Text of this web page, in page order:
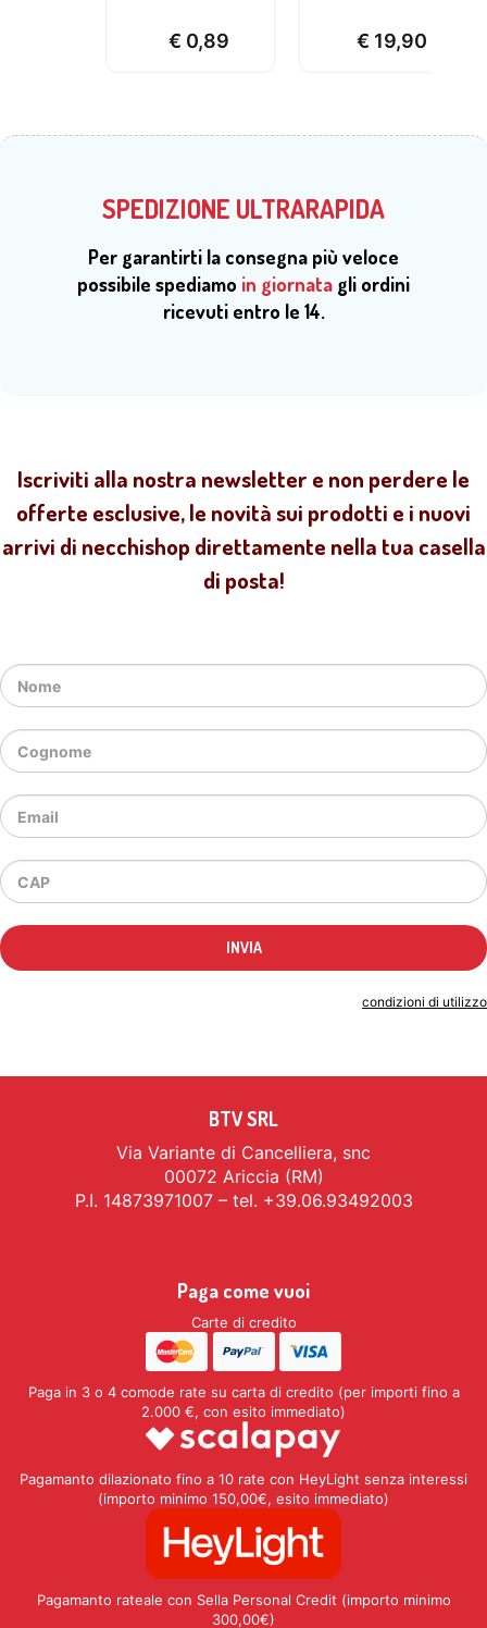
€ 0,89 € 19,90
SPEDIZIONE ULTRARAPIDA
Per garantirti la consegna più veloce
possibile spediamo in giornata gli ordini
ricevuti entro le 14.
Iscriviti alla nostra newsletter e non perdere le
offerte esclusive, le novità sui prodotti e i nuovi
arrivi di necchishop direttamente nella tua casella
di posta!
condizioni di utilizzo
BTV SRL
Via Variante di Cancelliera, snc
00072 Ariccia (RM)
P.I. 14873971007 – tel. +39.06.93492003
Paga come vuoi
Carte di credito
Paga in 3 o 4 comode rate su carta di credito (per importi fino a
2.000 €, con esito immediato)
Pagamanto dilazionato fino a 10 rate con HeyLight senza interessi
(importo minimo 150,00€, esito immediato)
Pagamanto rateale con Sella Personal Credit (importo minimo
300,00€)